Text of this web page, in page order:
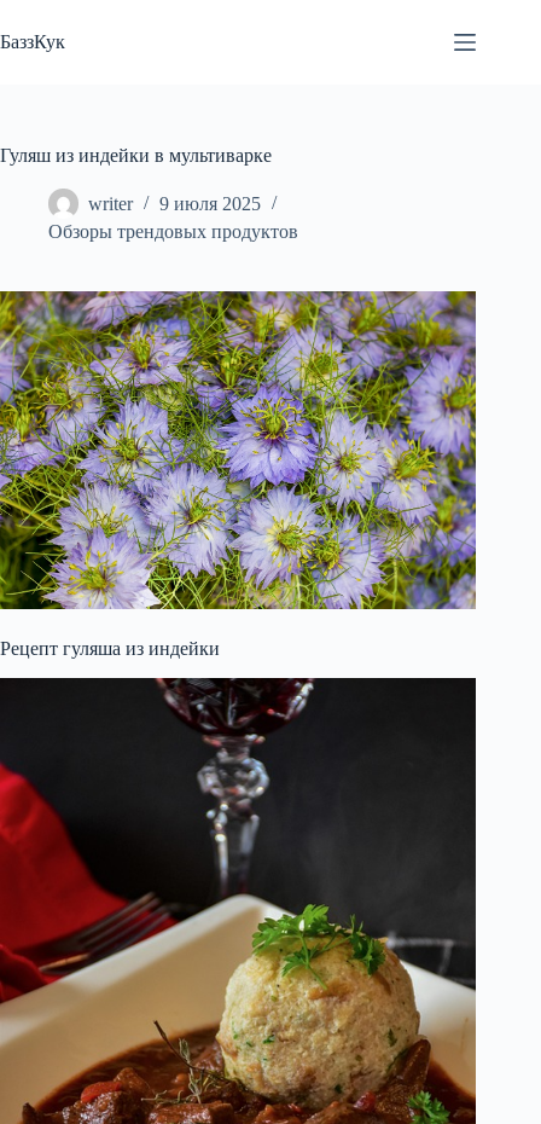
к
сути
БаззКук
Гуляш из индейки в мультиварке
writer
9 июля 2025
Обзоры трендовых продуктов
Рецепт гуляша из индейки